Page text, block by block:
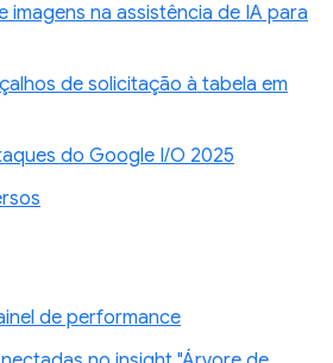
imagens na assistência de IA para
de solicitação à tabela em
do Google I/O 2025
de performance